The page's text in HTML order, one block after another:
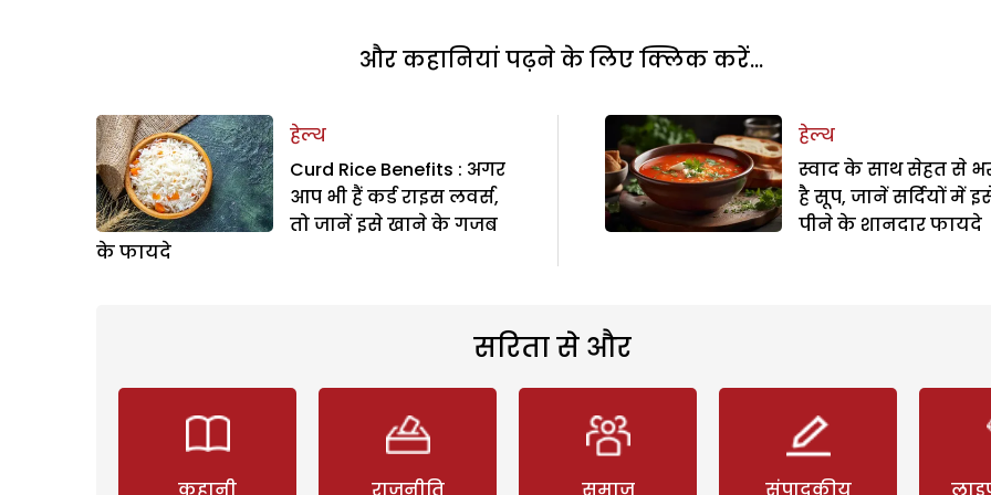
और कहानियां पढ़ने के लिए क्लिक करें...
हेल्थ
Curd Rice Benefits : अगर
आप भी हैं कर्ड राइस लवर्स,
तो जानें इसे खाने के गजब
के फायदे
हेल्थ
स्वाद के साथ सेहत से
है सूप, जानें सर्दियों में
पीने के शानदार फायदे
सरिता से और
कहानी राजनीति समाज संपादकीय